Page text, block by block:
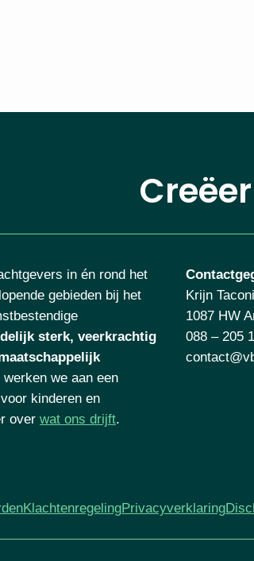
in én rond het
gebieden bij het
sterk, veerkrachtig
werken we aan een
kinderen en
over wat ons drijft.
Krijn
1087 HW
088 – 205
KlachtenregelingPrivacyverklaring